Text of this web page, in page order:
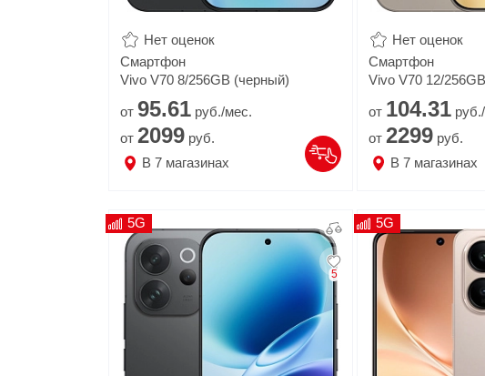
Популярное
Вакансии
Нет оценок
Смартфон
Vivo V70 8/256GB (черный)
от 95.61 руб./мес.
от 2099 руб.
В 7 магазинах
Нет оценок
Смартфон
Vivo V70 12/
от 104.31
от2299 руб.
В7 магазинах
5
5G 5G